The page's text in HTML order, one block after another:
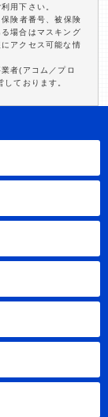
用下さい。
険者番号、被保険
場合はマスキング
アクセス可能な情
者(アコム／プロ
ております。